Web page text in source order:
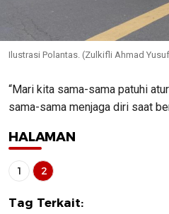
Ilustrasi Polantas. (Zulkifli Ahmad
“Mari kita sama-sama patuhi
sama-sama menjaga diri saat
HALAMAN
1 2
Tag Terkait: